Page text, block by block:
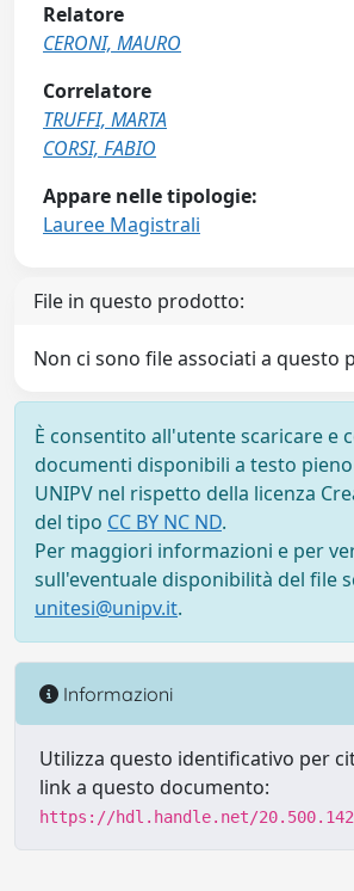
Relatore
CERONI, MAURO
Correlatore
TRUFFI, MARTA
CORSI, FABIO
Appare nelle tipologie:
Lauree Magistrali
File in questo prodotto:
Non ci sono file associati a questo
È consentito all'utente scaricare e
documenti disponibili a testo pieno
UNIPV nel rispetto della licenza
del tipo CC BY NC ND.
Per maggiori informazioni e per
sull'eventuale disponibilità del file
unitesi@unipv.it.
Informazioni
Utilizza questo identificativo per
link a questo documento:
https://hdl.handle.net/